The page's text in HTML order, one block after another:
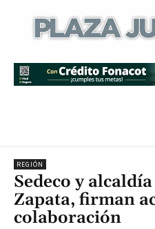
REGIÓN
Sedeco y
Zapata, firman
colaboración